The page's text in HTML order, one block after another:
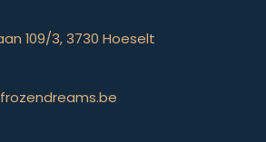
109/3, 3730 Hoeselt